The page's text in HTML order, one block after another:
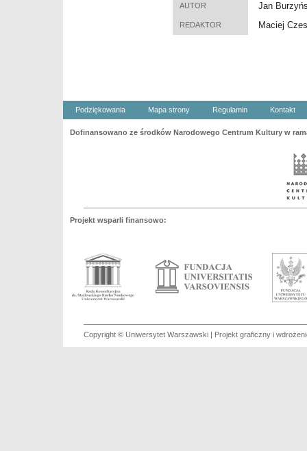
AUTOR Jan
REDAKTOR Maciej
Podziękowania Mapa strony Regulamin Kontakt
Dofinansowano ze środków Narodowego Centrum Kultury w
Projekt wsparli finansowo:
Copyright © Uniwersytet Warszawski | Projekt graficzny i